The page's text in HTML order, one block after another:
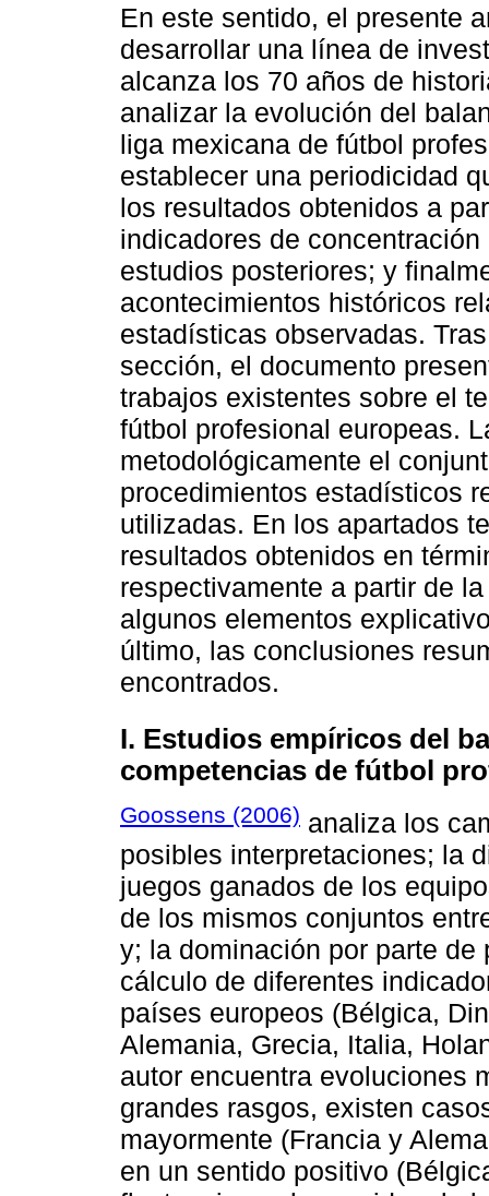
En este sentido, el presente
desarrollar una línea de
alcanza los 70 años de
analizar la evolución del
liga mexicana de fútbol
establecer una periodicidad
los resultados obtenidos a
indicadores de
estudios posteriores; y
acontecimientos históricos
estadísticas observadas.
sección, el documento
trabajos existentes sobre el
fútbol profesional europeas.
metodológicamente el
procedimientos estadísticos
utilizadas. En los apartados
resultados obtenidos en
respectivamente a partir de
algunos elementos
último, las conclusiones
encontrados.
I. Estudios empíricos del
competencias de fútbol
Goossens (2006) analiza los
posibles interpretaciones; la
juegos ganados de los
de los mismos conjuntos
y; la dominación por parte
cálculo de diferentes
países europeos (Bélgica,
Alemania, Grecia, Italia,
autor encuentra evoluciones
grandes rasgos, existen
mayormente (Francia y
en un sentido positivo